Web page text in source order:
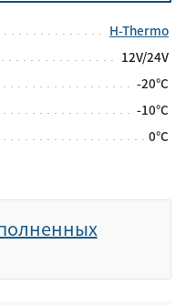
H-Thermo
12V/24V
-20°C
-10°C
0°C